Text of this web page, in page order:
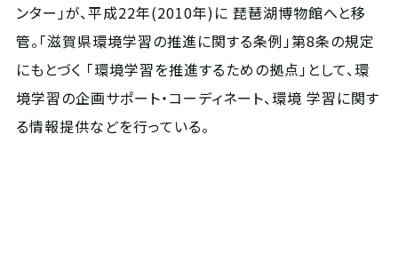
ンター」が、平成22年(2010年)に 琵琶湖博物館へと移
管。「滋賀県環境学習の推進に関する条例」第8条の規定
にもとづく 「環境学習を推進するための拠点」として、環
境学習の企画サポート・コーディネート、環境 学習に関す
る情報提供などを行っている。